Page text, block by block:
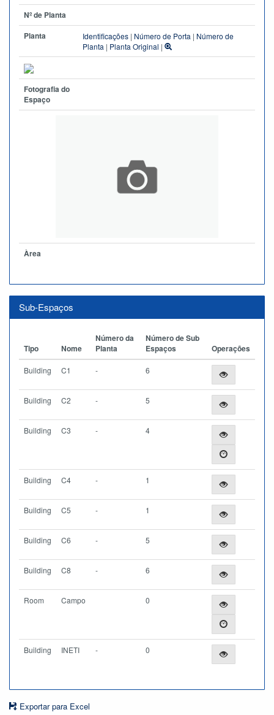
Nº de Planta
Planta
Identificações | Número de Porta | Número de
Planta | Planta Original |
Fotografia do
Espaço
Àrea
Sub-Espaços
Tipo Nome
Número da
Planta
Número de Sub
Espaços
Operações
Building C1 - 6
Building C2 - 5
Building C3 - 4
Building C4 - 1
Building C5 - 1
Building C6 - 5
Building C8 - 6
Room Campo 0
Building INETI - 0
Exportar para Excel